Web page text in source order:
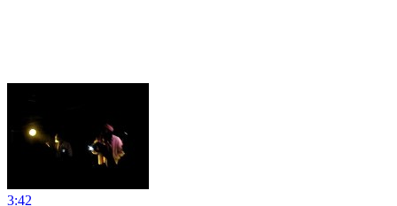
3:42